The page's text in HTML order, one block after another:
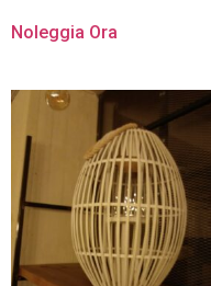
Noleggia Ora